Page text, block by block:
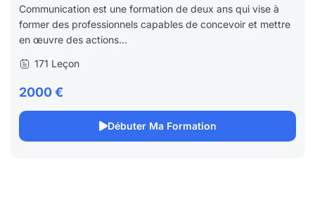
Communication est une formation de deux ans qui vise à
former des professionnels capables de concevoir et mettre
en œuvre des actions...
171 Leçon
2000 €
Débuter Ma Formation